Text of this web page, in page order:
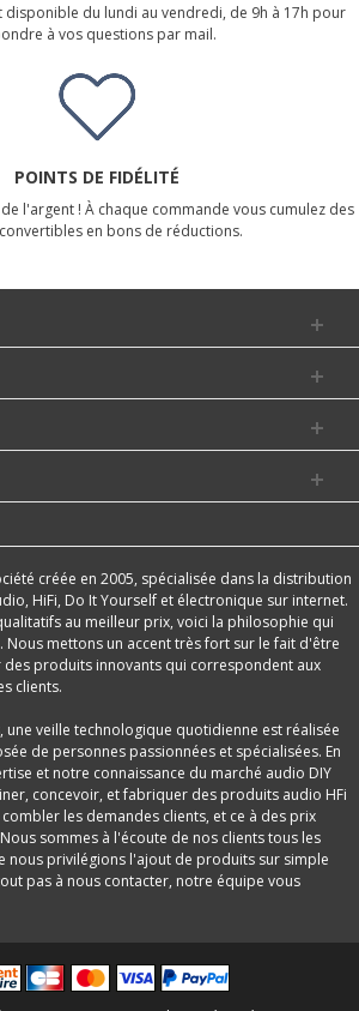
disponible du lundi au vendredi, de 9h à 17h pour
à vos questions par mail.
POINTS DE FIDÉLITÉ
l'argent ! À chaque commande vous cumulez des
en bons de réductions.
créée en 2005, spécialisée dans la distribution
HiFi, Do It Yourself et électronique sur internet.
au meilleur prix, voici la philosophie qui
Nous mettons un accent très fort sur le fait d'être
produits innovants qui correspondent aux
clients.
une veille technologique quotidienne est réalisée
de personnes passionnées et spécialisées. En
et notre connaissance du marché audio DIY
concevoir, et fabriquer des produits audio HFi
les demandes clients, et ce à des prix
sommes à l'écoute de nos clients tous les
nous privilégions l'ajout de produits sur simple
pas à nous contacter, notre équipe vous